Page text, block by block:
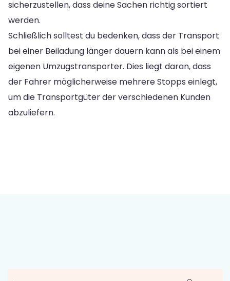
sicherzustellen, dass deine Sachen richtig sortiert
werden.
Schließlich solltest du bedenken, dass der Transport
bei einer Beiladung länger dauern kann als bei einem
eigenen Umzugstransporter. Dies liegt daran, dass
der Fahrer möglicherweise mehrere Stopps einlegt,
um die Transportgüter der verschiedenen Kunden
abzuliefern.